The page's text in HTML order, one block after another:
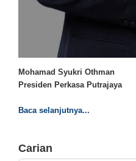
Mohamad Syukri Othman
Presiden Perkasa Putrajaya
Baca selanjutnya...
Carian